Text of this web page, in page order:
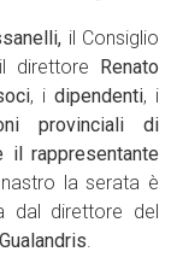
il Consiglio
direttore Renato
, i dipendenti, i
provinciali di
rappresentante
la serata è
dal direttore del